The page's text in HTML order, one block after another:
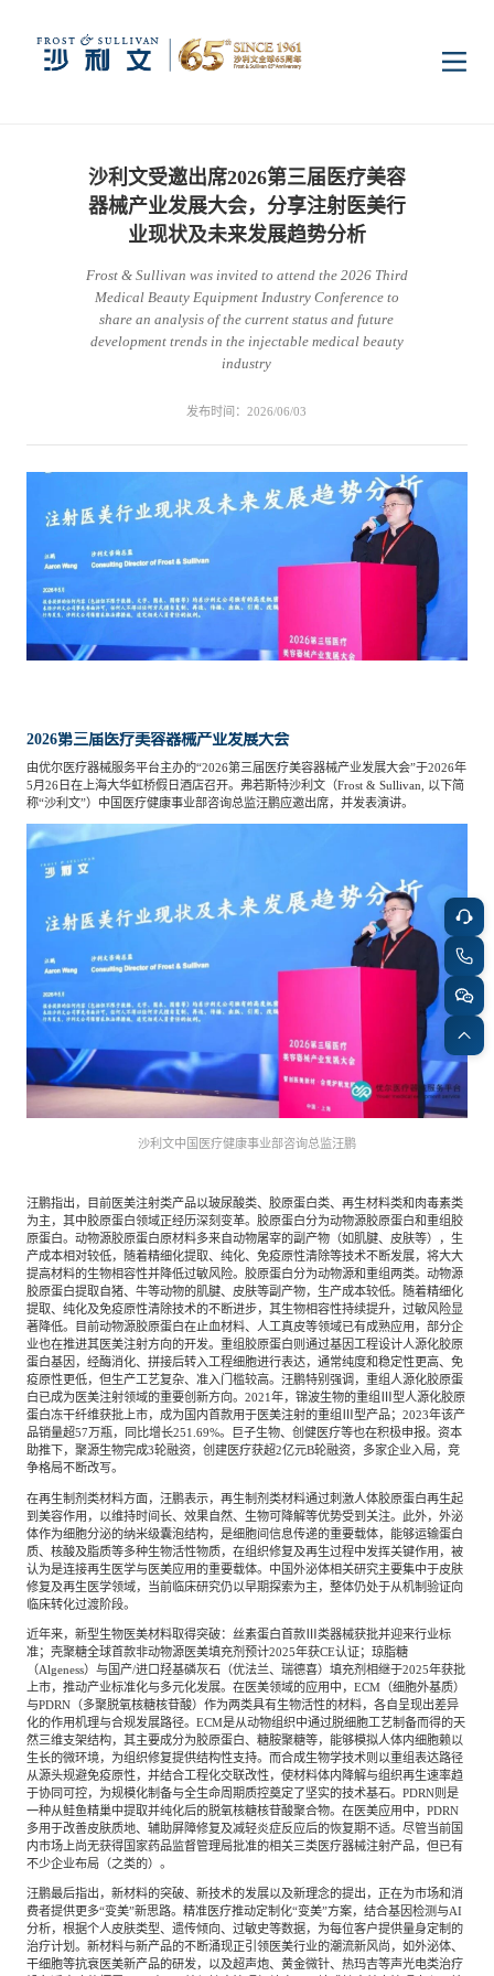
行业研究
双碳新能源 医疗与生命科学
餐饮与新零售 半导体与芯片
智能家居 汽车与出行
科技、媒体和通信 金融科技
地产与物业 矿业冶炼
美容时尚 大数据与人工智能
物流与供应链 建筑科技与装饰装潢
特种新材料 文化娱乐
跨境电商贸易
基础设施建设 环保节能科技
教育与培训 航运及港口
母婴 农林牧渔
园林绿化 商业航空
资本市场顾问服务
企业咨询服务
传媒中心
公司动态
媒体报道
活动
关于我们
中国管理团队
表现与影响
战略合作伙伴
专家委员会
沙利文中国分支机构
中
沙利文受邀出席2026第三届医疗美容
器械产业发展大会，分享注射医美行
业现状及未来发展趋势分析
Frost & Sullivan was invited to attend the 2026 Third
Medical Beauty Equipment Industry Conference to
share an analysis of the current status and future
development trends in the injectable medical beauty
industry
发布时间：2026/06/03
2026第三届医疗美容器械产业发展大会
由优尔医疗器械服务平台主办的“2026第三届医疗美容器械产业发展大会”于2026年
5月26日在上海大华虹桥假日酒店召开。弗若斯特沙利文（Frost & Sullivan, 以下简
称“沙利文”）中国医疗健康事业部咨询总监汪鹏应邀出席，并发表演讲。
沙利文中国医疗健康事业部咨询总监汪鹏
汪鹏指出，目前医美注射类产品以玻尿酸类、胶原蛋白类、再生材料类和肉毒素类
为主，其中胶原蛋白领域正经历深刻变革。胶原蛋白分为动物源胶原蛋白和重组胶
原蛋白。动物源胶原蛋白原材料多来自动物屠宰的副产物（如肌腱、皮肤等），生
产成本相对较低，随着精细化提取、纯化、免疫原性清除等技术不断发展，将大大
提高材料的生物相容性并降低过敏风险。胶原蛋白分为动物源和重组两类。动物源
胶原蛋白提取自猪、牛等动物的肌腱、皮肤等副产物，生产成本较低。随着精细化
提取、纯化及免疫原性清除技术的不断进步，其生物相容性持续提升，过敏风险显
著降低。目前动物源胶原蛋白在止血材料、人工真皮等领域已有成熟应用，部分企
业也在推进其医美注射方向的开发。重组胶原蛋白则通过基因工程设计人源化胶原
蛋白基因，经酶消化、拼接后转入工程细胞进行表达，通常纯度和稳定性更高、免
疫原性更低，但生产工艺复杂、准入门槛较高。汪鹏特别强调，重组人源化胶原蛋
白已成为医美注射领域的重要创新方向。2021年，锦波生物的重组Ⅲ型人源化胶原
蛋白冻干纤维获批上市，成为国内首款用于医美注射的重组Ⅲ型产品；2023年该产
品销量超57万瓶，同比增长251.69%。巨子生物、创健医疗等也在积极申报。资本
助推下，聚源生物完成3轮融资，创建医疗获超2亿元B轮融资，多家企业入局，竞
争格局不断改写。
在再生制剂类材料方面，汪鹏表示，再生制剂类材料通过刺激人体胶原蛋白再生起
到美容作用，以维持时间长、效果自然、生物可降解等优势受到关注。此外，外泌
体作为细胞分泌的纳米级囊泡结构，是细胞间信息传递的重要载体，能够运输蛋白
质、核酸及脂质等多种生物活性物质，在组织修复及再生过程中发挥关键作用，被
认为是连接再生医学与医美应用的重要载体。中国外泌体相关研究主要集中于皮肤
修复及再生医学领域，当前临床研究仍以早期探索为主，整体仍处于从机制验证向
临床转化过渡阶段。
近年来，新型生物医美材料取得突破：丝素蛋白首款Ⅲ类器械获批并迎来行业标
准；壳聚糖全球首款非动物源医美填充剂预计2025年获CE认证；琼脂糖
（Algeness）与国产/进口羟基磷灰石（优法兰、瑞德喜）填充剂相继于2025年获批
上市，推动产业标准化与多元化发展。在医美领域的应用中，ECM（细胞外基质）
与PDRN（多聚脱氧核糖核苷酸）作为两类具有生物活性的材料，各自呈现出差异
化的作用机理与合规发展路径。ECM是从动物组织中通过脱细胞工艺制备而得的天
然三维支架结构，其主要成分为胶原蛋白、糖胺聚糖等，能够模拟人体内细胞赖以
生长的微环境，为组织修复提供结构性支持。而合成生物学技术则以重组表达路径
从源头规避免疫原性，并结合工程化交联改性，使材料体内降解与组织再生速率趋
于协同可控，为规模化制备与全生命周期质控奠定了坚实的技术基石。PDRN则是
一种从鲑鱼精巢中提取并纯化后的脱氧核糖核苷酸聚合物。在医美应用中，PDRN
多用于改善皮肤质地、辅助屏障修复及减轻炎症反应后的恢复期不适。尽管当前国
内市场上尚无获得国家药品监督管理局批准的相关三类医疗器械注射产品，但已有
不少企业布局（之类的）。
汪鹏最后指出，新材料的突破、新技术的发展以及新理念的提出，正在为市场和消
费者提供更多“变美”新思路。精准医疗推动定制化“变美”方案，结合基因检测与AI
分析，根据个人皮肤类型、遗传倾向、过敏史等数据，为每位客户提供量身定制的
治疗计划。新材料与新产品的不断涌现正引领医美行业的潮流新风尚，如外泌体、
干细胞等抗衰医美新产品的研发，以及超声炮、黄金微针、热玛吉等声光电类治疗